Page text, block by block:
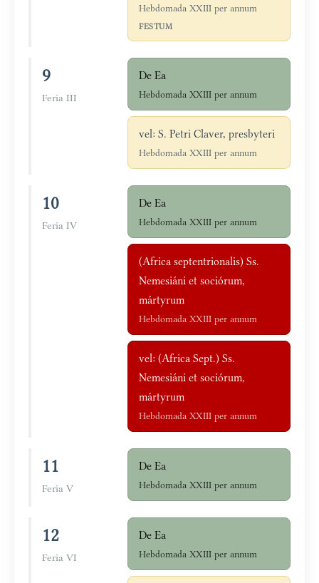
Hebdomada XXIII per annum
FESTUM
9
Feria III
De Ea
Hebdomada XXIII per annum
vel: S. Petri Claver, presbyteri
Hebdomada XXIII per annum
10
Feria IV
De Ea
Hebdomada XXIII per annum
(Africa septentrionalis) Ss.
Nemesiáni et sociórum,
mártyrum
Hebdomada XXIII per annum
vel: (Africa Sept.) Ss.
Nemesiáni et sociórum,
mártyrum
Hebdomada XXIII per annum
11
Feria V
De Ea
Hebdomada XXIII per annum
12
Feria VI
De Ea
Hebdomada XXIII per annum